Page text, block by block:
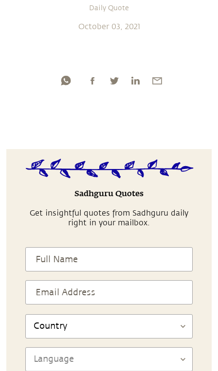
Daily Quote
October 03, 2021
Sadhguru Quotes
Get insightful quotes from Sadhguru daily
right in your mailbox.